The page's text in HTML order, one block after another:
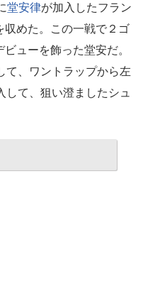
堂安律が加入したフラン
収めた。この一戦で２ゴ
ューを飾った堂安だ。
て、ワントラップから左
て、狙い澄ましたシュ